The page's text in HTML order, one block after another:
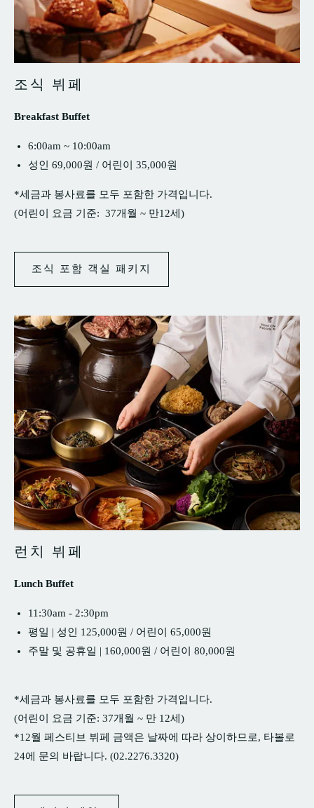
조식 뷔페
Breakfast Buffet
6:00am ~ 10:00am
성인 69,000원 / 어린이 35,000원
*세금과 봉사료를 모두 포함한 가격입니다.
(어린이 요금 기준: 37개월 ~ 만12세)
조식 포함 객실 패키지
조
식
객
실
패
키
지
런치 뷔페
Lunch Buffet
11:30am - 2:30pm
평일 | 성인 125,000원 / 어린이 65,000원
주말 및 공휴일 | 160,000원 / 어린이 80,000원
*세금과 봉사료를 모두 포함한 가격입니다.
(어린이 요금 기준: 37개월 ~ 만 12세)
*12월 페스티브 뷔페 금액은 날짜에 따라 상이하므로, 타볼로
24에 문의 바랍니다. (02.2276.3320)